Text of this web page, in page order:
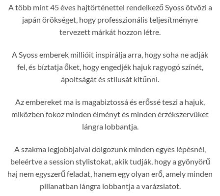
A több mint 45 éves hajtörténettel rendelkező Syoss ötvözi a
japán örökséget, hogy professzionális teljesítményre
tervezett márkát hozzon létre.
A Syoss emberek millióit inspirálja arra, hogy soha ne adják
fel, és bíztatja őket, hogy engedjék hajuk ragyogó színét,
ápoltságát és stílusát kitűnni.
Az embereket ma is magabiztossá és erőssé teszi a hajuk,
miközben fokoz minden élményt és minden érzékszervüket
lángra lobbantja.
A szakma legjobbjaival dolgozunk minden egyes lépésnél,
beleértve a session stylistokat, akik tudják, hogy a gyönyörű
haj nem egyszerű feladat, hanem egy olyan erő, amely minden
pillanatban lángra lobbantja a varázslatot.